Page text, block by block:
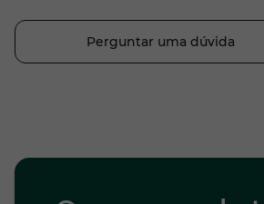
Perguntar uma dúvida